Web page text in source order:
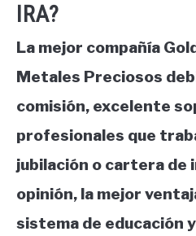
IRA?
La mejor compañía
Metales Preciosos
comisión, excelente
profesionales que
jubilación o cartera de
opinión, la mejor
sistema de educación